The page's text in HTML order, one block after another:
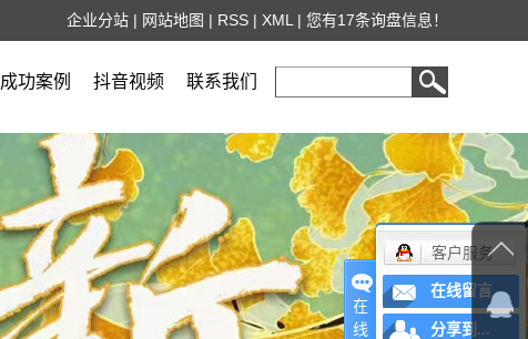
企业分站 | 网站地图 | RSS | XML | 您有17条询盘信息！
成功案例 抖音视频 联系我们
在
线
客户服务
在线留言
分享到...